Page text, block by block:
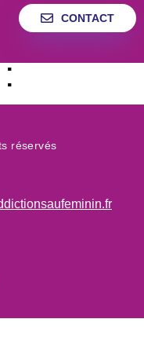
CONTACT
réservés